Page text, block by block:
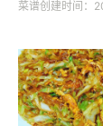
菜谱创建时间：